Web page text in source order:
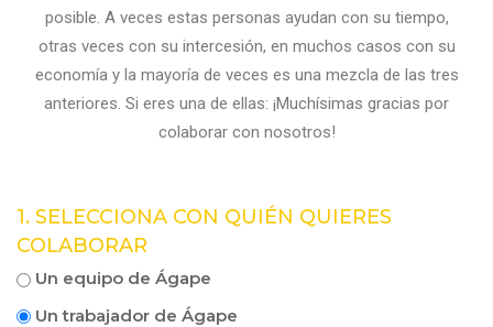
posible. A veces estas personas ayudan con su tiempo,
otras veces con su intercesión, en muchos casos con su
economía y la mayoría de veces es una mezcla de las tres
anteriores. Si eres una de ellas: ¡Muchísimas gracias por
colaborar con nosotros!
1. SELECCIONA CON QUIÉN QUIERES
COLABORAR
Un equipo de Ágape
Un trabajador de Ágape